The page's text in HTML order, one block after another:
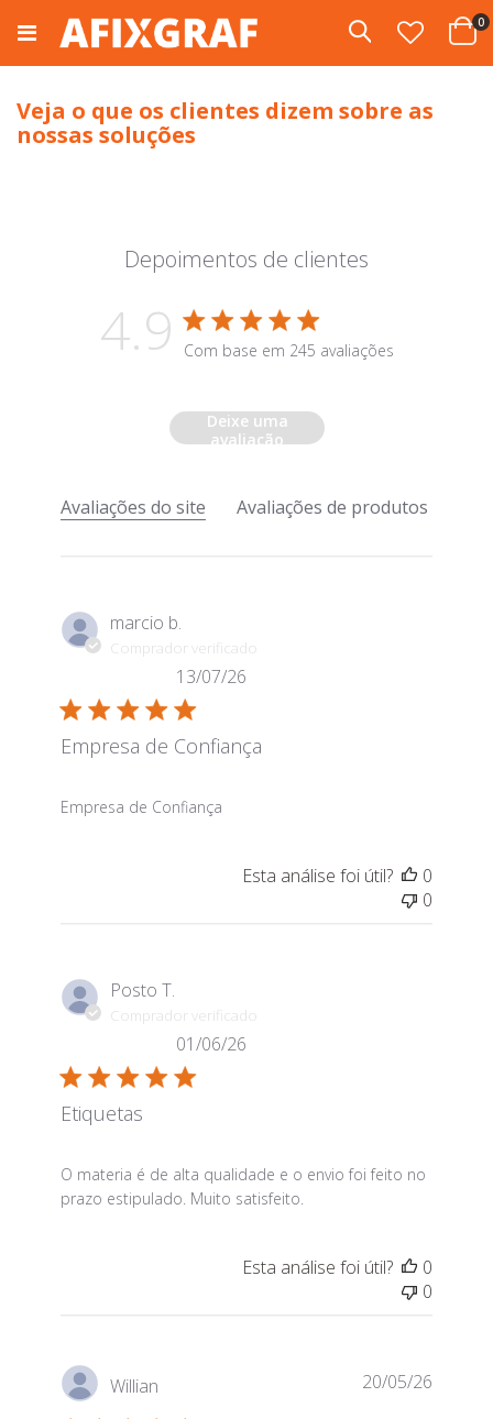
para
conteúdo
Cart
0
Pesquisa
Veja o que os clientes dizem sobre as
nossas soluções
Depoimentos de clientes
4.9 Avaliação de 4.9 estrela(s)
Com base em 245 avaliações
Deixe uma
avaliação
Avaliações do site Avaliações de produtos
marcio b.
Comprador verificado
Empresa de Confiança
Empresa de Confiança
read more about review content
13/07/26
Esta análise foi útil?
0
0
Posto T.
Comprador verificado
Etiquetas
O materia é de alta qualidade e o envio foi feito no
prazo estipulado. Muito satisfeito.
read more about review content O materia é de alta
01/06/26
Esta análise foi útil?
0
0
Willian 20/05/26